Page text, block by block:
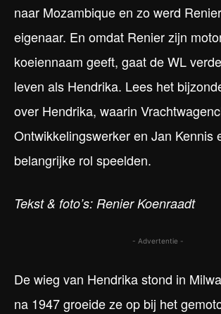
naar Mozambique en zo werd
eigenaar. En omdat Renier zijn
koeiennaam geeft, gaat de WL
leven als Hendrika. Lees het
over Hendrika, waarin
Ontwikkelingswerker en Jan Kennis
belangrijke rol speelden.
Tekst & foto’s: Renier Koenraadt
- Advertentie -
De wieg van Hendrika stond in
na 1947 groeide ze op bij het